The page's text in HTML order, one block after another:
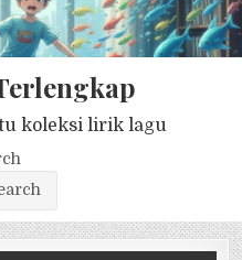
koleksi lirik lagu